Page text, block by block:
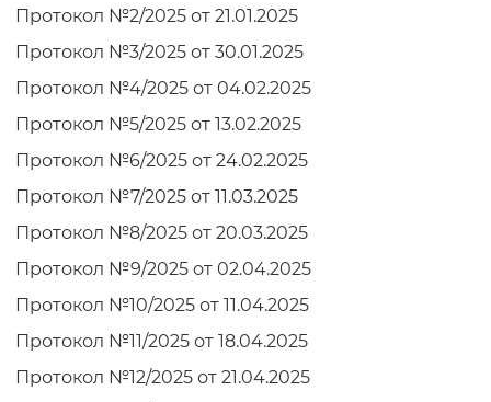
Протокол №2/2025 от 21.01.2025
Протокол №3/2025 от 30.01.2025
Протокол №4/2025 от 04.02.2025
Протокол №5/2025 от 13.02.2025
Протокол №6/2025 от 24.02.2025
Протокол №7/2025 от 11.03.2025
Протокол №8/2025 от 20.03.2025
Протокол №9/2025 от 02.04.2025
Протокол №10/2025 от 11.04.2025
Протокол №11/2025 от 18.04.2025
Протокол №12/2025 от 21.04.2025